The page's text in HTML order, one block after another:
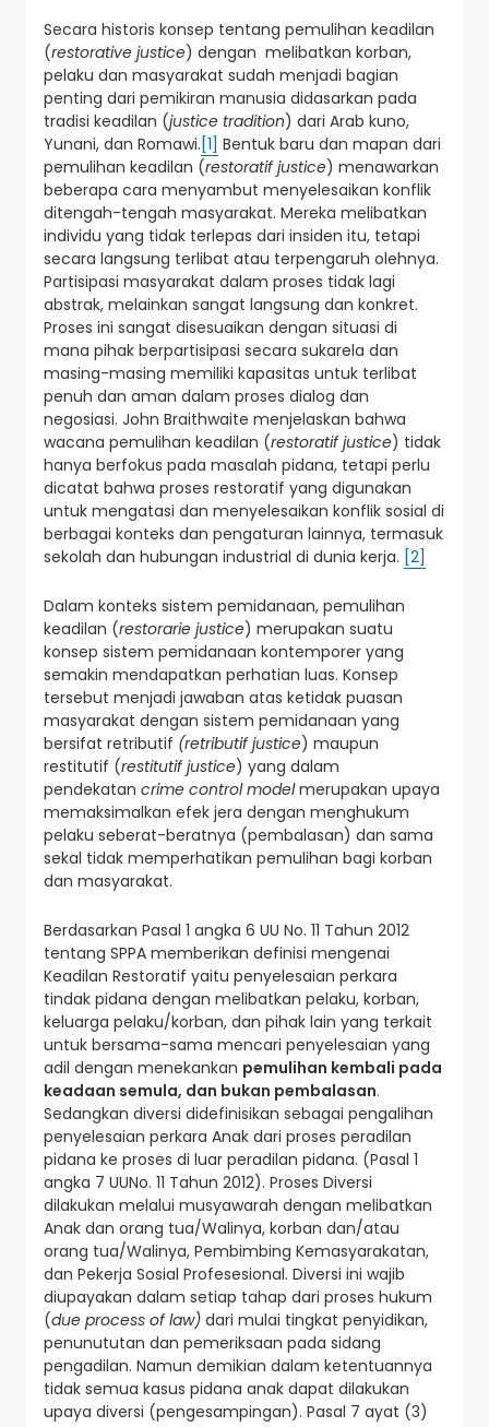
Secara historis konsep tentang pemulihan keadilan
(restorative justice) dengan melibatkan korban,
pelaku dan masyarakat sudah menjadi bagian
penting dari pemikiran manusia didasarkan pada
tradisi keadilan (justice tradition) dari Arab kuno,
Yunani, dan Romawi. [1] Bentuk baru dan mapan dari
pemulihan keadilan (restoratif justice) menawarkan
beberapa cara menyambut menyelesaikan konflik
ditengah-tengah masyarakat. Mereka melibatkan
individu yang tidak terlepas dari insiden itu, tetapi
secara langsung terlibat atau terpengaruh olehnya.
Partisipasi masyarakat dalam proses tidak lagi
abstrak, melainkan sangat langsung dan konkret.
Proses ini sangat disesuaikan dengan situasi di
mana pihak berpartisipasi secara sukarela dan
masing-masing memiliki kapasitas untuk terlibat
penuh dan aman dalam proses dialog dan
negosiasi. John Braithwaite menjelaskan bahwa
wacana pemulihan keadilan (restoratif justice) tidak
hanya berfokus pada masalah pidana, tetapi perlu
dicatat bahwa proses restoratif yang digunakan
untuk mengatasi dan menyelesaikan konflik sosial di
berbagai konteks dan pengaturan lainnya, termasuk
sekolah dan hubungan industrial di dunia kerja. [2]
Dalam konteks sistem pemidanaan, pemulihan
keadilan (restorarie justice) merupakan suatu
konsep sistem pemidanaan kontemporer yang
semakin mendapatkan perhatian luas. Konsep
tersebut menjadi jawaban atas ketidak puasan
masyarakat dengan sistem pemidanaan yang
bersifat retributif (retributif justice) maupun
restitutif (restitutif justice) yang dalam
pendekatan crime control modelmerupakan upaya
memaksimalkan efek jera dengan menghukum
pelaku seberat-beratnya (pembalasan) dan sama
sekal tidak memperhatikan pemulihan bagi korban
dan masyarakat.
Berdasarkan Pasal 1 angka 6 UU No. 11 Tahun 2012
tentang SPPA memberikan definisi mengenai
Keadilan Restoratif yaitu penyelesaian perkara
tindak pidana dengan melibatkan pelaku, korban,
keluarga pelaku/korban, dan pihak lain yang terkait
untuk bersama-sama mencari penyelesaian yang
adil dengan menekankan pemulihan kembali pada
keadaan semula, dan bukan pembalasan.
Sedangkan diversi didefinisikan sebagai pengalihan
penyelesaian perkara Anak dari proses peradilan
pidana ke proses di luar peradilan pidana. (Pasal 1
angka 7 UUNo. 11 Tahun 2012). Proses Diversi
dilakukan melalui musyawarah dengan melibatkan
Anak dan orang tua/Walinya, korban dan/atau
orang tua/Walinya, Pembimbing Kemasyarakatan,
dan Pekerja Sosial Profesesional. Diversi ini wajib
diupayakan dalam setiap tahap dari proses hukum
(due process of law) dari mulai tingkat penyidikan,
penunututan dan pemeriksaan pada sidang
pengadilan. Namun demikian dalam ketentuannya
tidak semua kasus pidana anak dapat dilakukan
upaya diversi (pengesampingan). Pasal 7 ayat (3)